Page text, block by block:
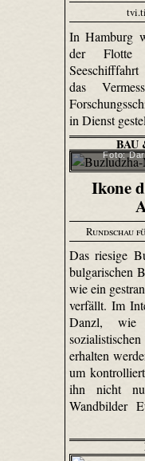
In Hamburg
der Flotte
das
in Dienst
BAU
Foto:
Ikone
Rundschau
Das riesige
bulgarischen
wie ein
verfällt. Im
Danzl, wie
erhalten
um
ihn nicht
Wandbilder